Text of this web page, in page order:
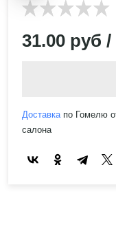
31.00 руб
Доставкапо Гомелю
салона